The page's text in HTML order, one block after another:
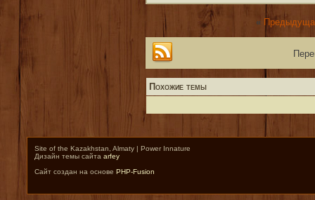
«
Похожие темы
Site of the Kazakhstan, Almaty | Power Innature
Дизайн темы сайта arfey
Сайт создан на основе PHP-Fusion